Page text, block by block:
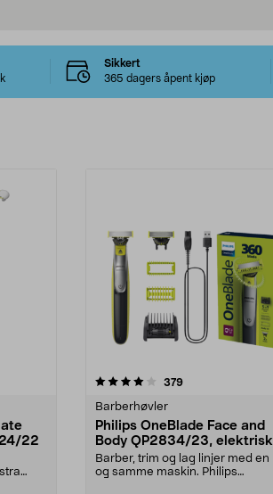
Sikkert
365 dagers åpent kjøp
22
379anmeldelser
Barberhøvler
Philips OneBlade Face and
Body QP2834/23, elektrisk
barberhøvel
Barber, trim og lag linjer med en
og samme maskin. Philips
4.0 av 5 stjerner